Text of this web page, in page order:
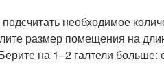
необходимое
размер помещения на
на 1–2 галтели больше: